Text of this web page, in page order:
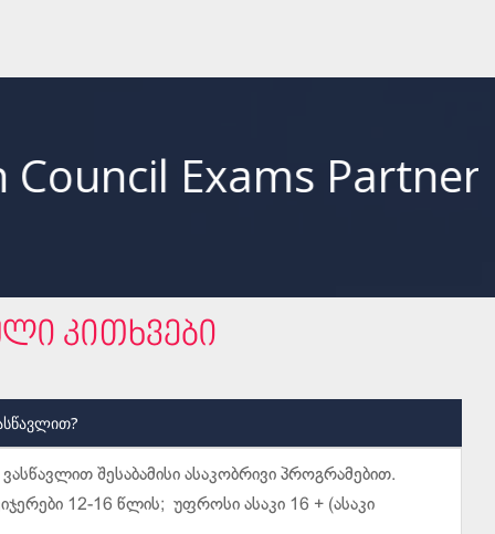
კითხვები
შესაბამისი ასაკობრივი პროგრამებით.
12-16 წლის; უფროსი ასაკი 16 + (ასაკი